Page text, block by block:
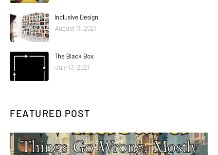
Inclusive Design
August 11, 2021
The Black Box
July 13, 2021
FEATURED POST